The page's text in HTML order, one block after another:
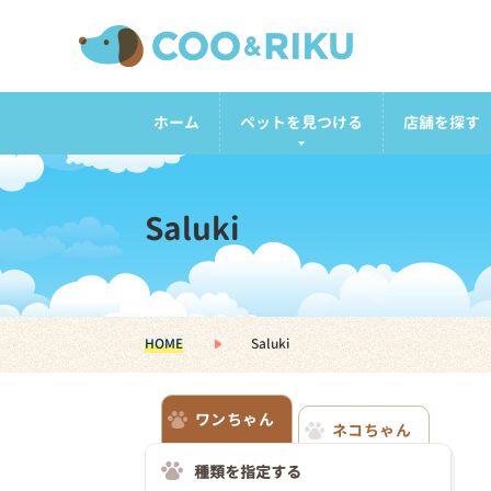
ホーム ペットを見つける 店舗を探す
Saluki
HOME Saluki
ワンちゃん
ネコちゃん
種類を指定する